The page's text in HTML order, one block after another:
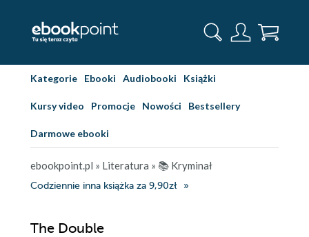
Kategorie Ebooki Audiobooki Książki
Kursy video Promocje Nowości Bestsellery
Darmowe ebooki
ebookpoint.pl » Literatura » 📚 Kryminał
Codziennie inna książka za 9,90zł
The Double